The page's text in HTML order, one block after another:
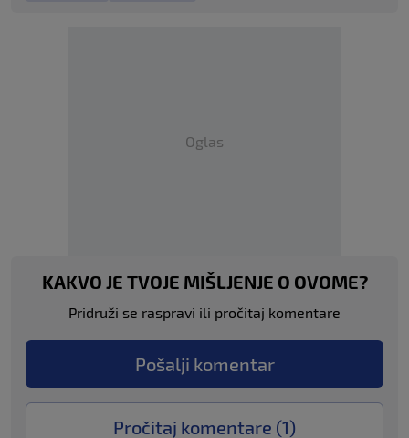
Oglas
KAKVO JE TVOJE MIŠLJENJE O OVOME?
Pridruži se raspravi ili pročitaj komentare
Pošalji komentar
Pročitaj komentare (1)